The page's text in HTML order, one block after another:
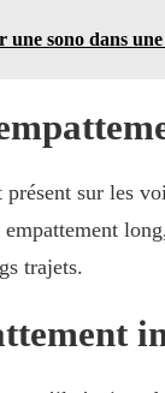
une sono dans
sur les
trajets.